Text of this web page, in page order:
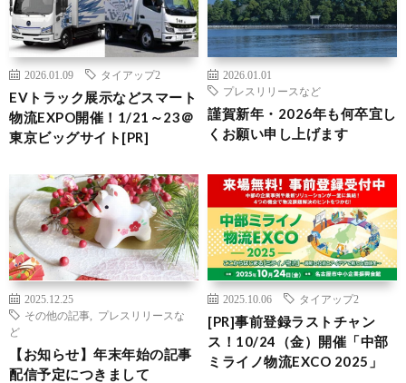
2026.01.09 タイアップ2
EVトラック展示などスマート
物流EXPO開催！1/21～23＠
東京ビッグサイト[PR]
2026.01.01
プレスリリースなど
謹賀新年・2026年も何卒宜し
くお願い申し上げます
2025.12.25
その他の記事
プレスリリースな
ど
【お知らせ】年末年始の記事
配信予定につきまして
2025.10.06 タイアップ2
[PR]事前登録ラストチャン
ス！10/24（金）開催「中部
ミライノ物流EXCO 2025」